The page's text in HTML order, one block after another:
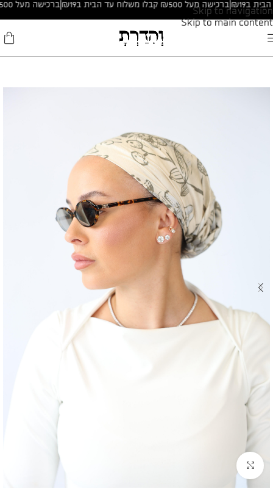
Skip to navigation
Skip to main content
ברכישה מעל ₪500 קבלו משלוח עד הבית ב₪19| ברכישה מעל ₪500 קבלו משלוח עד הבית ב₪19|
להגדלת התמונה